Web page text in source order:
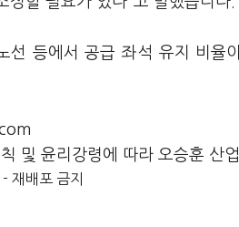
선 등에서 공급 좌석 유지 비율
및 윤리강령에 따라 오승훈 산
재배포 금지